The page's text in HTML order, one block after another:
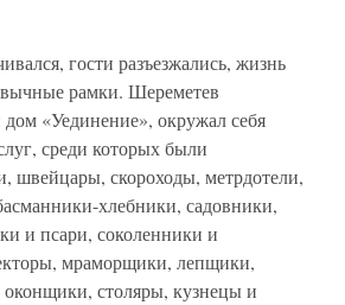
гости разъезжались, жизнь
рамки. Шереметев
дом «Уединение», окружал себя
среди которых были
швейцары, скороходы, метрдотели,
хлебники, садовники,
и псари, соколенники и
мраморщики, лепщики,
столяры, кузнецы и